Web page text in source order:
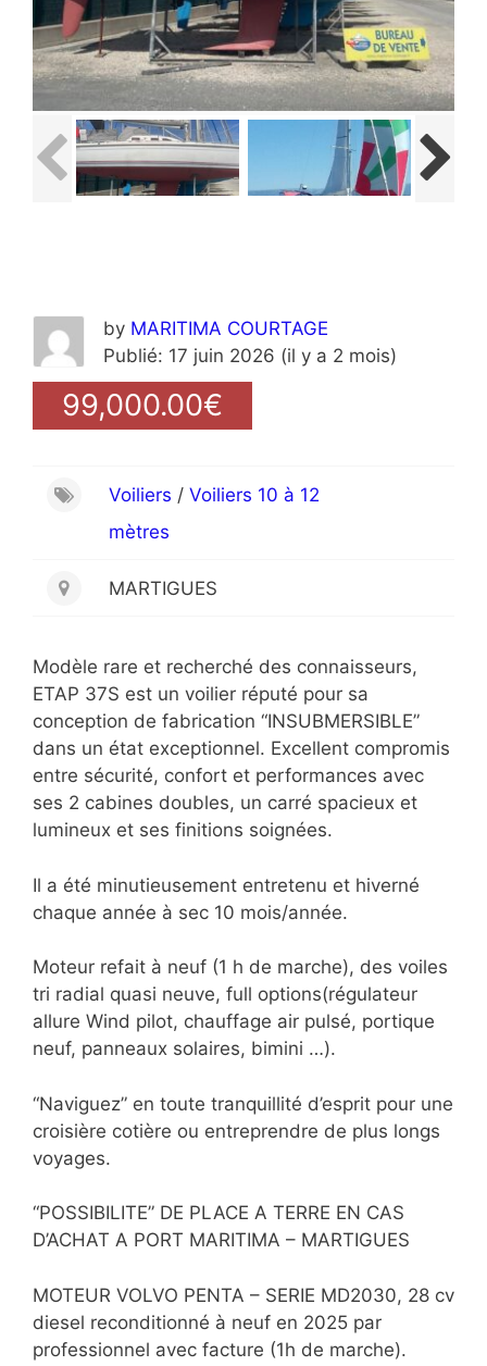
by MARITIMA COURTAGE
Publié: 17 juin 2026 (il y a 2 mois)
99,000.00€
Voiliers /Voiliers 10 à 12
mètres
MARTIGUES
Modèle rare et recherché des connaisseurs,
ETAP 37S est un voilier réputé pour sa
conception de fabrication “INSUBMERSIBLE”
dans un état exceptionnel. Excellent compromis
entre sécurité, confort et performances avec
ses 2 cabines doubles, un carré spacieux et
lumineux et ses finitions soignées.
Il a été minutieusement entretenu et hiverné
chaque année à sec 10 mois/année.
Moteur refait à neuf (1 h de marche), des voiles
tri radial quasi neuve, full options(régulateur
allure Wind pilot, chauffage air pulsé, portique
neuf, panneaux solaires, bimini …).
“Naviguez” en toute tranquillité d’esprit pour une
croisière cotière ou entreprendre de plus longs
voyages.
“POSSIBILITE” DE PLACE A TERRE EN CAS
D’ACHAT A PORT MARITIMA – MARTIGUES
MOTEUR VOLVO PENTA – SERIE MD2030, 28 cv
diesel reconditionné à neuf en 2025 par
professionnel avec facture (1h de marche).